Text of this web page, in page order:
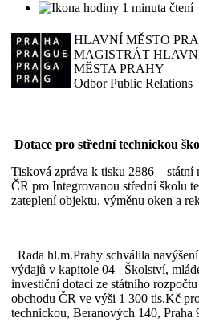
1 minuta čtení
HLAVNÍ MĚSTO
MAGISTRÁT
MĚSTA PRAHY
Odbor Public Relations
Dotace pro střední technickou
Tisková zpráva k tisku 2886 – státní
ČR pro Integrovanou střední školu
zateplení objektu, výměnu oken a
Rada hl.m.Prahy schválila
výdajů v kapitole 04 –Školství,
investiční dotaci ze státního
obchodu ČR ve výši 1 300 tis.Kč
technickou, Beranových 140, Praha